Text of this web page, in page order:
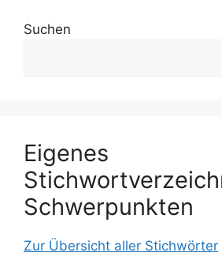
Suchen
Eigenes
Schwerpunkten
Zur Übersicht aller Stichwörter